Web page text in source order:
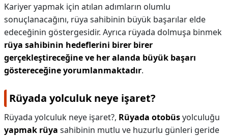
Kariyer yapmak için atılan adımların olumlu
sonuçlanacağını, rüya sahibinin büyük başarılar elde
edeceğinin göstergesidir. Ayrıca rüyada dolmuşa binmek
rüya sahibinin hedeflerini birer birer
gerçekleştireceğine ve her alanda büyük başarı
göstereceğine yorumlanmaktadır.
Rüyada yolculuk neye işaret?
Rüyada yolculuk neye işaret?, Rüyada otobüsyolculuğu
yapmak rüya sahibinin mutlu ve huzurlu günleri geride